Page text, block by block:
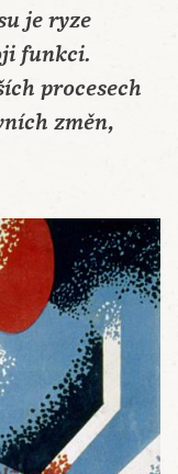
je ryze
funkci.
procesech
změn,